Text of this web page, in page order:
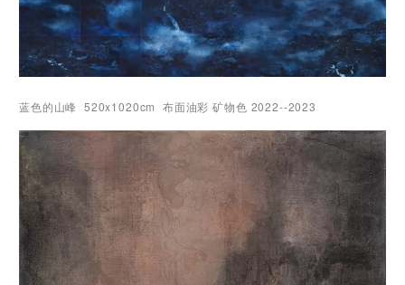
蓝色的山峰 520x1020cm 布面油彩 矿物色 2022--2023